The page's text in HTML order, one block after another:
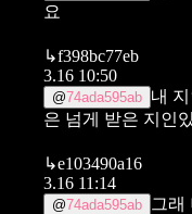
요
↳f398bc77eb
3.16 10:50
@74ada595ab 내
은 넘게 받은 지인
↳e103490a16
3.16 11:14
@74ada595ab
그래